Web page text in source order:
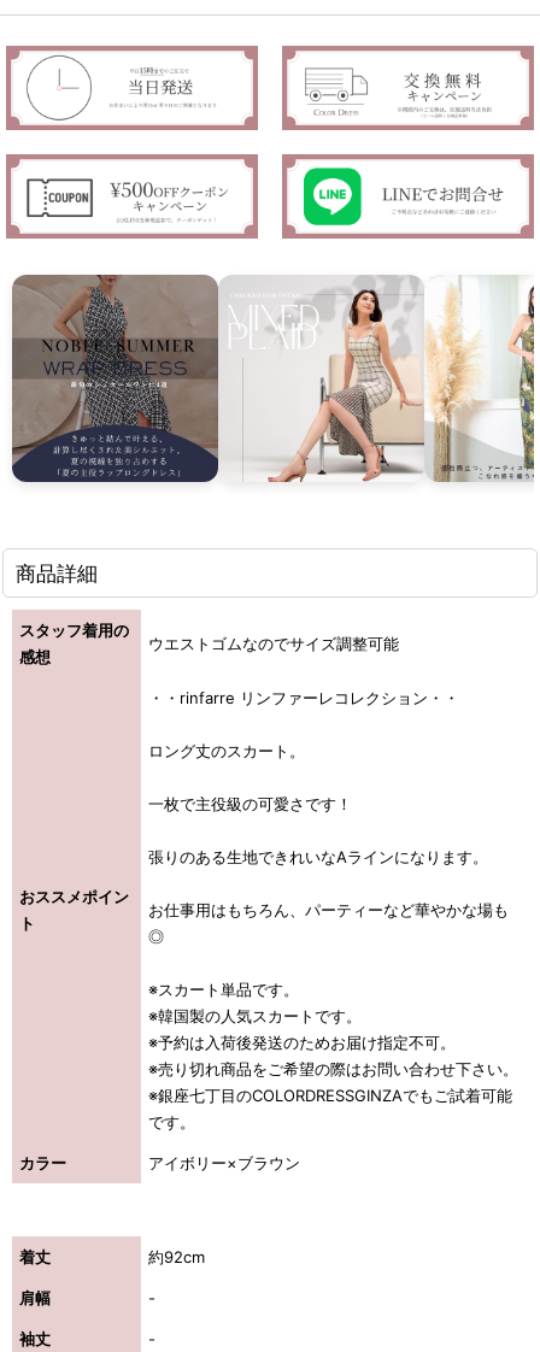
商品詳細
スタッフ着用の
感想
ウエストゴムなのでサイズ調整可能
おススメポイン
ト
・・rinfarre リンファーレコレクション・・
ロング丈のスカート。
一枚で主役級の可愛さです！
張りのある生地できれいなAラインになります。
お仕事用はもちろん、パーティーなど華やかな場も
◎
※スカート単品です。
※韓国製の人気スカートです。
※予約は入荷後発送のためお届け指定不可。
※売り切れ商品をご希望の際はお問い合わせ下さい。
※銀座七丁目のCOLORDRESSGINZAでもご試着可能
です。
カラー アイボリー×ブラウン
着丈 約92cm
肩幅 -
袖丈 -